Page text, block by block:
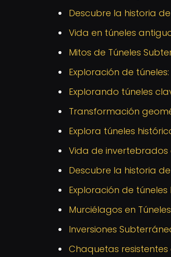
Descubre la historia
Vida en túneles
Mitos de Túneles
Exploración de
Explorando túneles
Transformación
Explora túneles
Vida de invertebrados
Descubre la historia
Exploración de
Murciélagos en
Inversiones
Chaquetas